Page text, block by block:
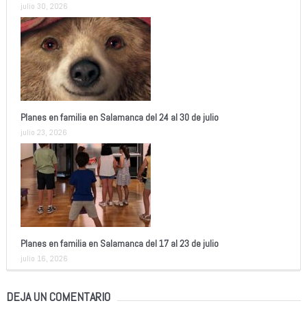
julio 30, 2026
Planes en familia en Salamanca del 24 al 30 de julio
julio 23, 2026
Planes en familia en Salamanca del 17 al 23 de julio
julio 16, 2026
DEJA UN COMENTARIO